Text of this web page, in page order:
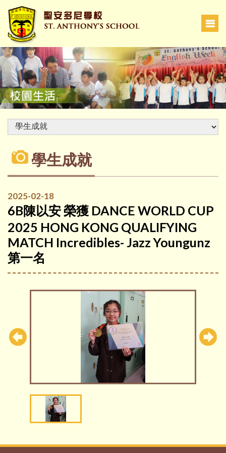
學生成就
2025-02-18
6B陳以安 榮獲 DANCE WORLD CUP
2025 HONG KONG QUALIFYING
MATCH Incredibles- Jazz Youngunz
第一名